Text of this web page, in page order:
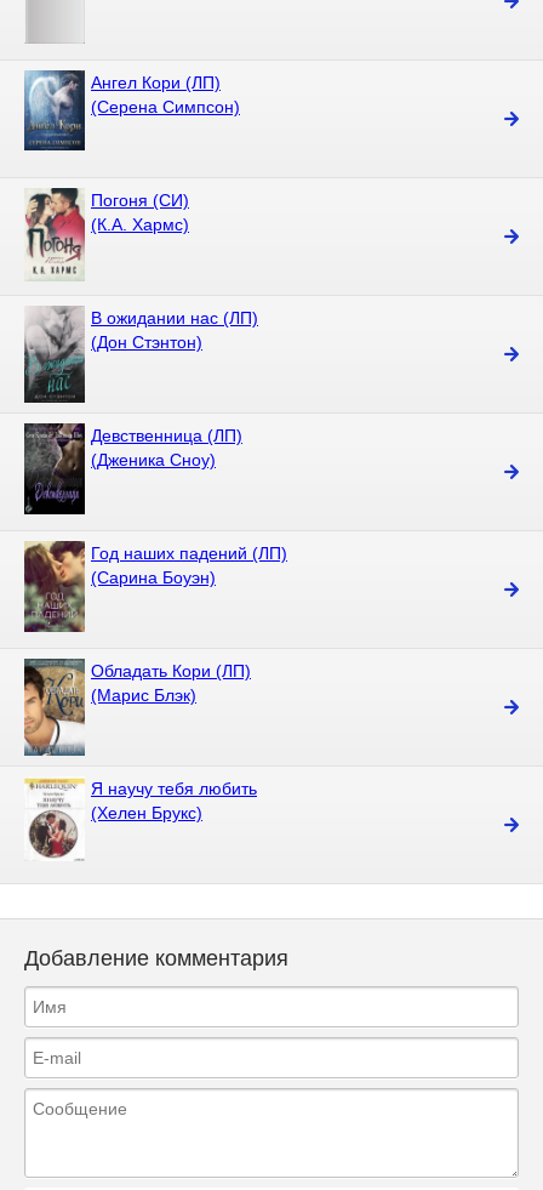
Ангел Кори (ЛП)
(Серена Симпсон)
Погоня (СИ)
(К.А. Хармс)
В ожидании нас (ЛП)
(Дон Стэнтон)
Девственница (ЛП)
(Дженика Сноу)
Год наших падений (ЛП)
(Сарина Боуэн)
Обладать Кори (ЛП)
(Марис Блэк)
Я научу тебя любить
(Хелен Брукс)
Добавление комментария